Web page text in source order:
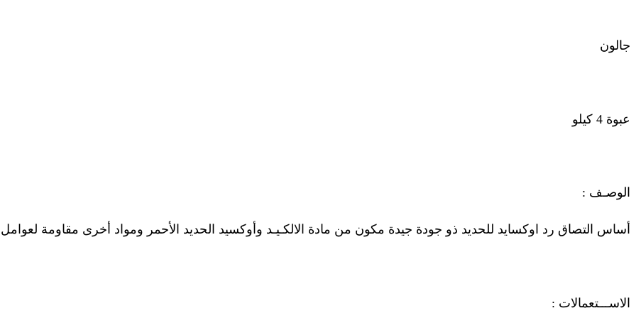
جالون
عبوة 4 كيلو
الوصـف :
أساس التصاق رد اوكسايد للحديد ذو جودة جيدة مكون من مادة الالكـيـد وأوكسيد الحديد الأحمر ومواد أخرى مقاومة
الاســـتعمالات :